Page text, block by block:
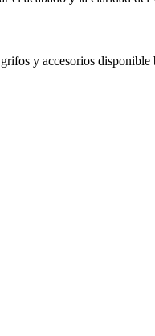
y accesorios disponible